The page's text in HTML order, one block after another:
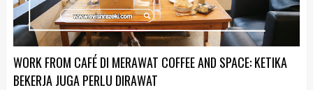
WORK FROM CAFÉ DI MERAWAT COFFEE AND SPACE: KETIKA
BEKERJA JUGA PERLU DIRAWAT